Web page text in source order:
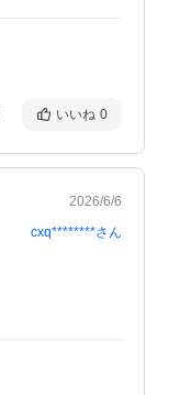
いいね 0
2026/6/6
cxq********さん